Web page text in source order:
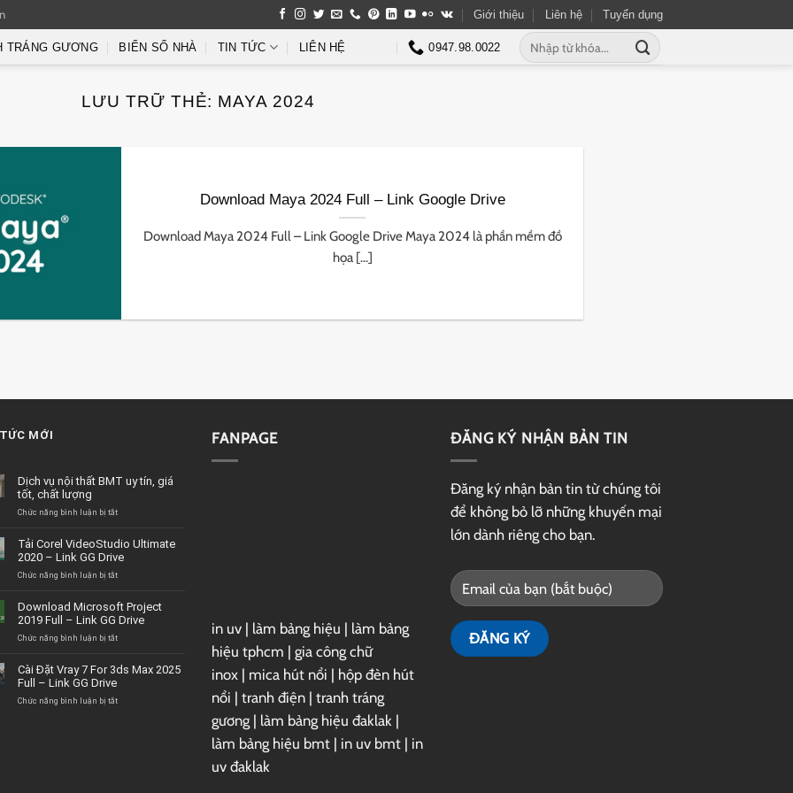
Giới thiệu Liên hệ Tuyển dụng
TRÁNG GƯƠNG BIỂN SỐ NHÀ TIN TỨC LIÊN HỆ 0947.98.0022
Tìm
kiếm:
LƯU TRỮ THẺ: MAYA 2024
Download Maya 2024 Full – Link Google Drive
Download Maya 2024 Full – Link Google Drive Maya 2024 là phần mềm đồ
họa [...]
MỚI
Dịch vụ nội thất BMT uy tín, giá
tốt, chất lượng
Chức năng bình luận bị tắtở
nội
thất
BMT
giá
tốt,
chất
Tải Corel VideoStudio Ultimate
2020 – Link GG Drive
Chức năng bình luận bị tắtở
VideoStudio
Ultimate
2020
GG
Download Microsoft Project
2019 Full – Link GG Drive
Chức năng bình luận bị tắtở
Project
Full
Cài Đặt Vray 7 For 3ds Max 2025
Full – Link GG Drive
Chức năng bình luận bị tắtở
FANPAGE
in uv | làm bảng hiệu | làm bảng
hiệu tphcm | gia công chữ
inox | mica hút nổi | hộp đèn hút
nổi | tranh điện | tranh tráng
gương | làm bảng hiệu đaklak |
làm bảng hiệu bmt | in uv bmt | in
uv đaklak
ĐĂNG KÝ NHẬN BẢN TIN
Đăng ký nhận bản tin từ chúng tôi
để không bỏ lỡ những khuyến mại
lớn dành riêng cho bạn.